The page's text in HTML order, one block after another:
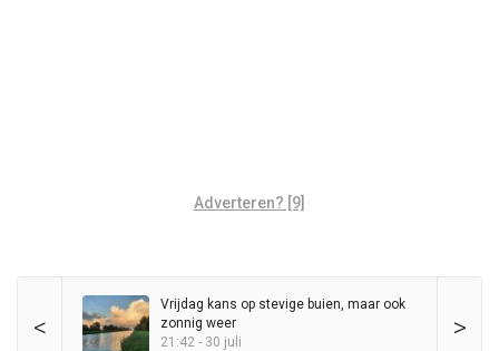
Adverteren? [9]
< >
Vrijdag kans op stevige buien, maar ook
zonnig weer
21:42 - 30 juli